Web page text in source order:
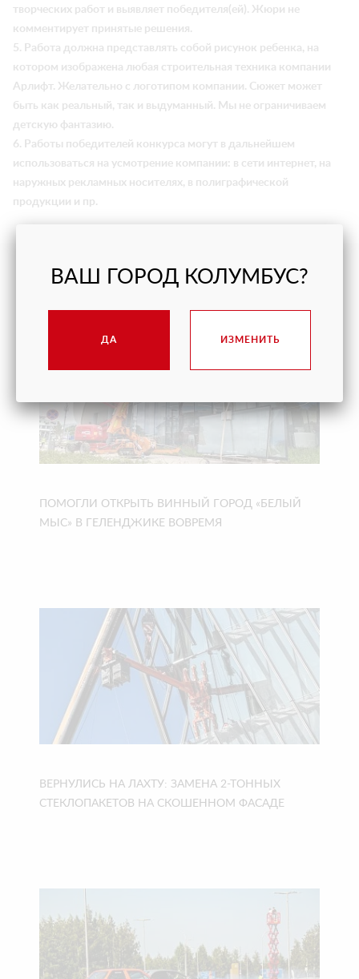
творческих работ и выявляет победителя(ей). Жюри не
комментирует принятые решения.
5. Работа должна представлять собой рисунок ребенка, на
котором изображена любая строительная техника компании
Арлифт. Желательно с логотипом компании. Сюжет может
быть как реальный, так и выдуманный. Мы не ограничиваем
детскую фантазию.
6. Работы победителей конкурса могут в дальнейшем
использоваться на усмотрение компании: в сети интернет, на
наружных рекламных носителях, в полиграфической
продукции и пр.
Последние проекты
ПОМОГЛИ ОТКРЫТЬ ВИННЫЙ ГОРОД «БЕЛЫЙ
МЫС» В ГЕЛЕНДЖИКЕ ВОВРЕМЯ
ВЕРНУЛИСЬ НА ЛАХТУ: ЗАМЕНА 2-ТОННЫХ
СТЕКЛОПАКЕТОВ НА СКОШЕННОМ ФАСАДЕ
ВАШ ГОРОД КОЛУМБУС?
ДА ИЗМЕНИТЬ